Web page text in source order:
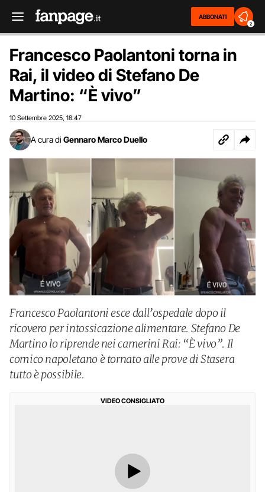
ABBONATI
2
Francesco Paolantoni torna in
Rai, il video di Stefano De
Martino: “È vivo”
10 Settembre 2025 18:47
A cura di Gennaro Marco Duello
Francesco Paolantoni esce dall’ospedale dopo il
ricovero per intossicazione alimentare. Stefano De
Martino lo riprende nei camerini Rai: “È vivo”. Il
comico napoletano è tornato alle prove di Stasera
tutto è possibile.
VIDEO CONSIGLIATO